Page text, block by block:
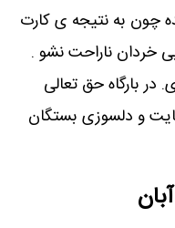
چون به نتیجه ی کارت
خردان ناراحت نشو .
بارگاه حق تعالی
و دلسوزی بستگان